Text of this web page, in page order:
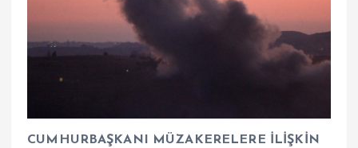
CUMHURBAŞKANI MÜZAKERELERE İLİŞKİN